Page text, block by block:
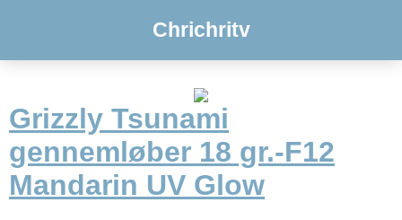
Chrichritv
Grizzly Tsunami
gennemløber 18 gr.-F12
Mandarin UV Glow